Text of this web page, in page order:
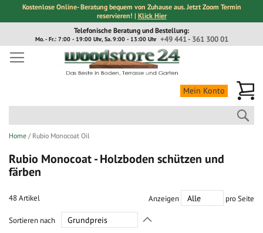
Kostenlose Online- Beratung bequem von Zuhause aus. Jetzt Zoom Termin
reservieren! | Klick Hier
Inhalt
Telefonische Beratung und Bestellung:
+49 441 - 361 300 01
Mo. - Fr.: 7:00 - 19:00 Uhr, Sa. 9:00 - 13:00 Uhr
Mein Konto
Home Rubio Monocoat Oil
Rubio Monocoat - Holzboden schützen und
färben
48Artikel Anzeigen pro Seite
Sortieren nach